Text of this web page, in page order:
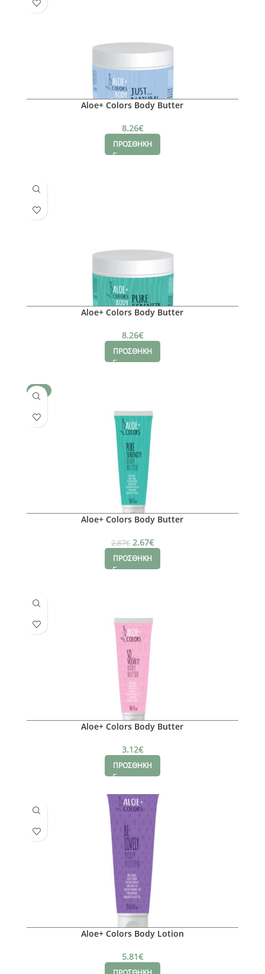
Aloe+ Colors Body Butter
8.26€
ΠΡΟΣΘΗΚΗ
Aloe+ Colors Body Butter
8.26€
ΠΡΟΣΘΗΚΗ
SALE
Aloe+ Colors Body Butter
2.87€ 2.67€
ΠΡΟΣΘΗΚΗ
Aloe+ Colors Body Butter
3.12€
ΠΡΟΣΘΗΚΗ
Aloe+ Colors Body Lotion
5.81€